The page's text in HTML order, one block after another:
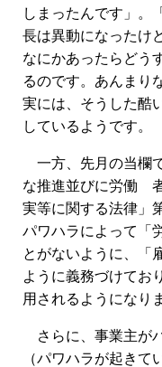
しまったんです」。
長は異動になったけ
なにかあったらどう
るのです。あんまり
実には、そうした酷
しているようです。
一方、先月の当欄
な推進並びに労働
実等に関する法律」
パワハラによって「
とがないように、「
ように義務づけてお
用されるようになり
さらに、事業主が
（パワハラが起き